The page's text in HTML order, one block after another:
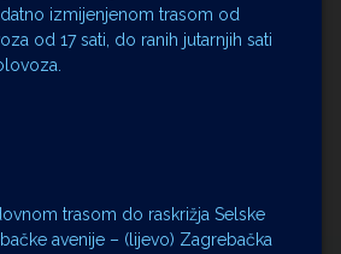
izmijenjenom trasom od
od 17 sati, do ranih jutarnjih sati
trasom do raskrižja Selske
avenije – (lijevo) Zagrebačka